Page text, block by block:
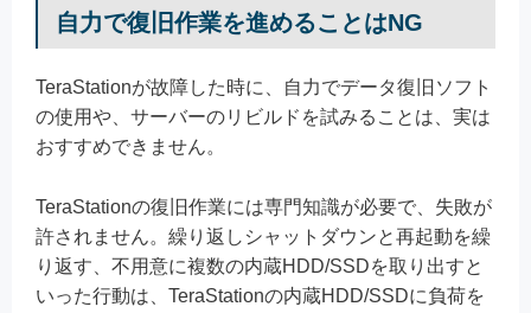
自力で復旧作業を進めることはNG
TeraStationが故障した時に、自力でデータ復旧ソフト
の使用や、サーバーのリビルドを試みることは、実は
おすすめできません。
TeraStationの復旧作業には専門知識が必要で、失敗が
許されません。繰り返しシャットダウンと再起動を繰
り返す、不用意に複数の内蔵HDD/SSDを取り出すと
いった行動は、TeraStationの内蔵HDD/SSDに負荷を